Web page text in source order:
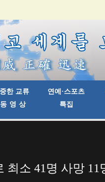
최소 41명 사망 11